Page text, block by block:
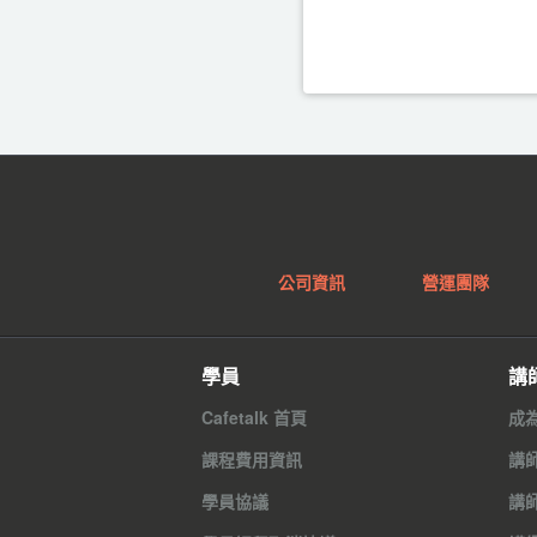
公司資訊 營運團隊
學員
Cafetalk 首頁
課程費用資訊
學員協議
講
成
講
講